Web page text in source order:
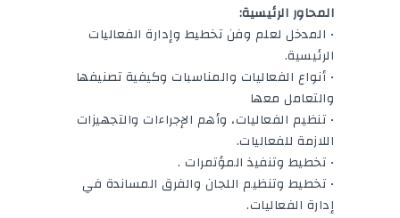
المحاور الرئيسية:
• المدخل لعلم وفن تخطيط وإدارة الفعاليات
الرئيسية.
• أنواع الفعاليات والمناسبات وكيفية تصنيفها
والتعامل معها
• تنظيم الفعاليات، وأهم الإجراءات والتجهيزات
اللازمة للفعاليات.
• تخطيط وتنفيذ المؤتمرات .
• تخطيط وتنظيم اللجان والفرق المساندة في
إدارة الفعاليات.